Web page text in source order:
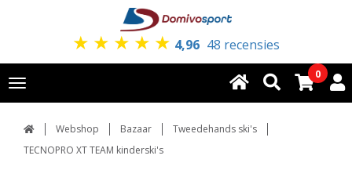
★ ★ ★ ★ ★ 4,96 48 recensies
Toggle
navigation
0
Webshop Bazaar
Tweedehands ski's
TECNOPRO XT TEAM kinderski's